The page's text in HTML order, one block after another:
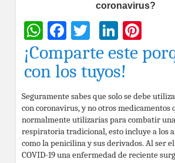
coronavirus?
WhatsApp
Facebook
Twitter
¡Comparte este
con los tuyos!
Seguramente sabes que solo se debe
con coronavirus, y no otros medicamentos
normalmente utilizarías para combatir
respiratoria tradicional, esto incluye a los
como la penicilina y sus derivados. Al ser
COVID-19 una enfermedad de reciente